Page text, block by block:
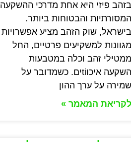
בזהב פיזי היא אחת מדרכי ההשקעה
המסורתיות והבטוחות ביותר.
בישראל, שוק הזהב מציע אפשרויות
מגוונות למשקיעים פרטיים, החל
ממטילי זהב וכלה במטבעות
השקעה איכוtiים. כשמדובר על
שמירה על ערך ההון
לקריאת המאמר »